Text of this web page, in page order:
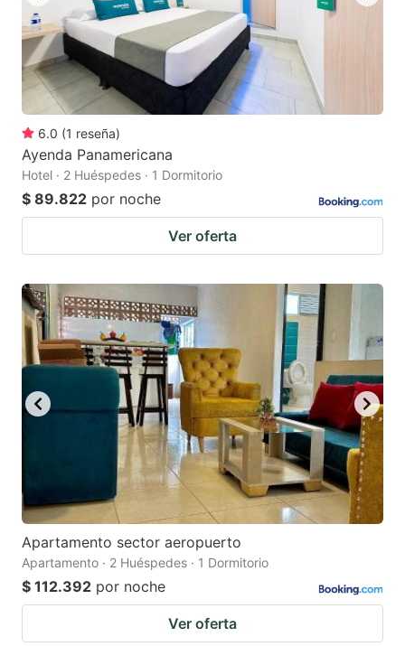
6.0 (1 reseña)
Ayenda Panamericana
Hotel · 2 Huéspedes · 1 Dormitorio
$ 89.822 por noche
Ver oferta
Apartamento sector aeropuerto
Apartamento · 2 Huéspedes · 1 Dormitorio
$ 112.392 por noche
Ver oferta